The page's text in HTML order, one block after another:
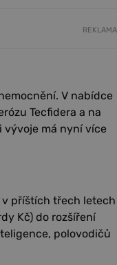
REKLAMA
V nabídce
Tecfidera a na
vývoje má nyní více
v příštích třech letech
Kč) do rozšíření
polovodičů